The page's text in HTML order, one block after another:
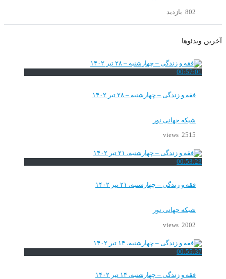
802 بازدید
آخرین ویدئوها
00:57:01
فقه و زندگی – چهارشنبه – ۲۸ تیر ۱۴۰۲
شبکه جهانی نور
2515 views
00:53:23
فقه و زندگی – چهارشنبه، ۲۱ تیر ۱۴۰۲
شبکه جهانی نور
2002 views
00:55:37
فقه و زندگی – چهارشنبه، ۱۴ تیر ۱۴۰۲